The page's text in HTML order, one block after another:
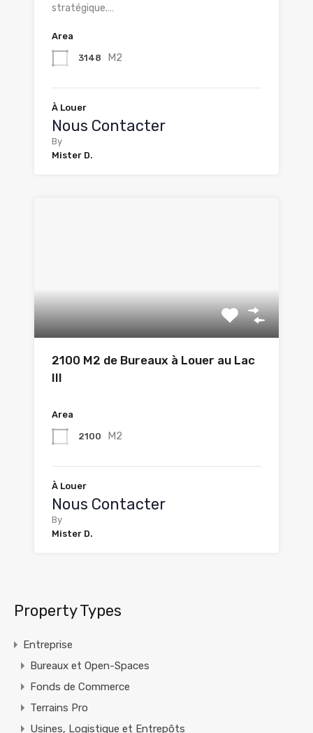
stratégique.…
Area
3148 M2
À Louer
Nous Contacter
By
Mister D.
2100 M2 de Bureaux à Louer au Lac
III
Area
2100 M2
À Louer
Nous Contacter
By
Mister D.
Property Types
Entreprise
Bureaux et Open-Spaces
Fonds de Commerce
Terrains Pro
Usines, Logistique et Entrepôts